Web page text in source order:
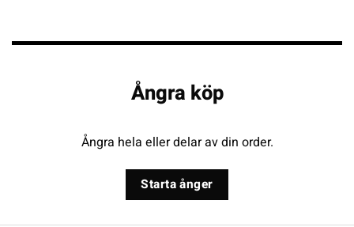
Ångra köp
Ångra hela eller delar av din order.
Starta ånger